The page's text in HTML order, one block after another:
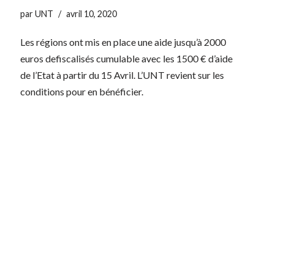
parUNT avril 10, 2020
Les régions ont mis en place une aide jusqu’à 2000
euros defiscalisés cumulable avec les 1500 € d’aide
de l’Etat à partir du 15 Avril. L’UNT revient sur les
conditions pour en bénéficier.